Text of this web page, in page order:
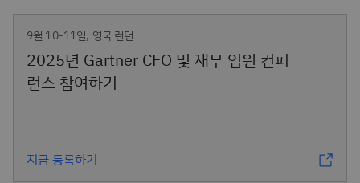
9월 10-11일, 영국 런던
2025년 Gartner CFO 및 재무 임원 컨퍼
런스 참여하기
지금 등록하기